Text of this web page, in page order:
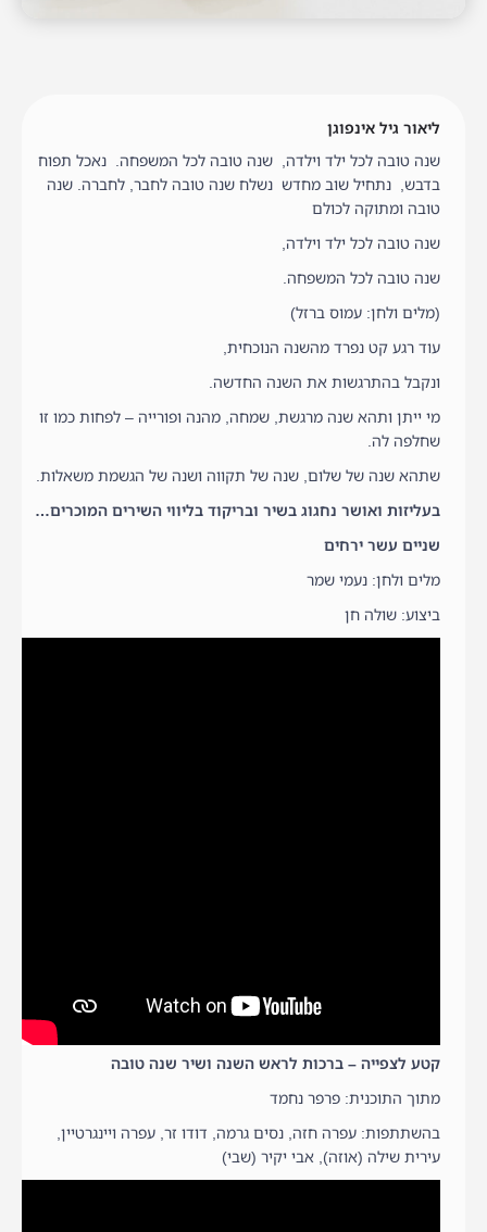
ליאור גיל אינפוגן
שנה טובה לכל ילד וילדה, שנה טובה לכל המשפחה. נאכל תפוח
בדבש, נתחיל שוב מחדש נשלח שנה טובה לחבר, לחברה. שנה
טובה ומתוקה לכולם
שנה טובה לכל ילד וילדה,
שנה טובה לכל המשפחה.
(מלים ולחן: עמוס ברזל)
עוד רגע קט נפרד מהשנה הנוכחית,
ונקבל בהתרגשות את השנה החדשה.
מי ייתן ותהא שנה מרגשת, שמחה, מהנה ופורייה – לפחות כמו זו
שחלפה לה.
שתהא שנה של שלום, שנה של תקווה ושנה של הגשמת משאלות.
בעליזות ואושר נחגוג בשיר ובריקוד בליווי השירים המוכרים…
שניים עשר ירחים
מלים ולחן: נעמי שמר
ביצוע: שולה חן
קטע לצפייה – ברכות לראש השנה ושיר שנה טובה
מתוך התוכנית: פרפר נחמד
בהשתתפות: עפרה חזה, נסים גרמה, דודו זר, עפרה ויינגרטיין,
עירית שילה (אוזה), אבי יקיר (שבי)